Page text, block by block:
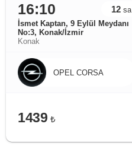
16:10 12 sa
İsmet Kaptan, 9 Eylül Meydanı
No:3, Konak/İzmir
Konak
OPEL CORSA
1439 ₺